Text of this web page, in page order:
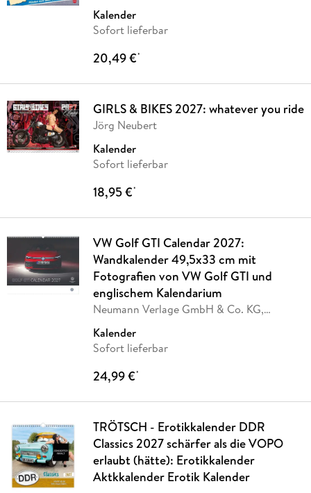
Kalender
Sofort lieferbar
20,49 €*
GIRLS & BIKES 2027: whatever you ride
Jörg Neubert
Kalender
Sofort lieferbar
18,95 €*
VW Golf GTI Calendar 2027:
Wandkalender 49,5x33 cm mit
Fotografien von VW Golf GTI und
englischem Kalendarium
Neumann Verlage GmbH & Co. KG,
Kalender
Sofort lieferbar
24,99 €*
TRÖTSCH - Erotikkalender DDR
Classics 2027 schärfer als die VOPO
erlaubt (hätte): Erotikkalender
Aktkkalender Erotik Kalender